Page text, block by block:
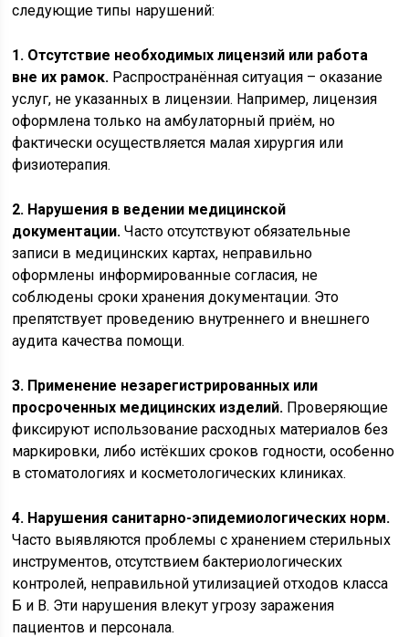
следующие типы нарушений:
1. Отсутствие необходимых лицензий или работа
вне их рамок. Распространённая ситуация – оказание
услуг, не указанных в лицензии. Например, лицензия
оформлена только на амбулаторный приём, но
фактически осуществляется малая хирургия или
физиотерапия.
2. Нарушения в ведении медицинской
документации. Часто отсутствуют обязательные
записи в медицинских картах, неправильно
оформлены информированные согласия, не
соблюдены сроки хранения документации. Это
препятствует проведению внутреннего и внешнего
аудита качества помощи.
3. Применение незарегистрированных или
просроченных медицинских изделий. Проверяющие
фиксируют использование расходных материалов без
маркировки, либо истёкших сроков годности, особенно
в стоматологиях и косметологических клиниках.
4. Нарушения санитарно-эпидемиологических норм.
Часто выявляются проблемы с хранением стерильных
инструментов, отсутствием бактериологических
контролей, неправильной утилизацией отходов класса
Б и В. Эти нарушения влекут угрозу заражения
пациентов и персонала.